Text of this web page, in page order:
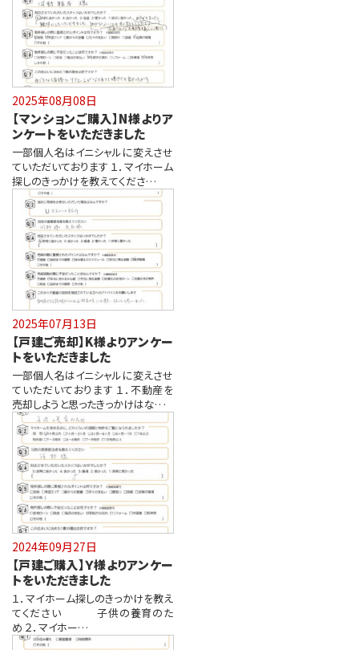
2025年08月08日
【マンションご購入】N様よりア
ンケートをいただきました
一部個人名はイニシャルに変えさせ
ていただいております １．マイホーム
探しのきっかけを教えてくださ…
2025年07月13日
【戸建ご売却】K様よりアンケー
トをいただきました
一部個人名はイニシャルに変えさせ
ていただいております １．不動産を
売却しようと思ったきっかけはな…
2024年09月27日
【戸建ご購入】Ｙ様よりアンケー
トをいただきました
１．マイホーム探しのきっかけを教え
てください 子供の養育のた
め ２．マイホー…